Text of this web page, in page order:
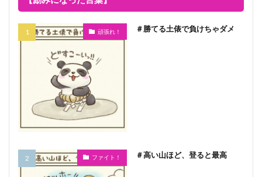
頑張れ！ ＃勝てる土俵で負けちゃダメ
ファイト！ ＃高い山ほど、登ると最高